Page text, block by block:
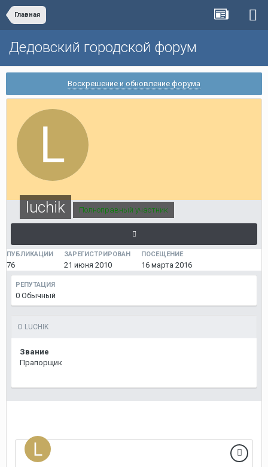
Главная
Дедовский городской форум
Воскрешение и обновление форума
luchik Полноправный участник
ПУБЛИКАЦИИ
76
ЗАРЕГИСТРИРОВАН
21 июня 2010
ПОСЕЩЕНИЕ
16 марта 2016
РЕПУТАЦИЯ
0 Обычный
О LUCHIK
Звание
Прапорщик